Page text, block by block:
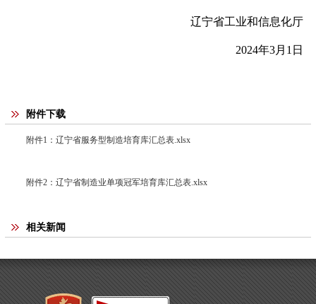
辽宁省工业和信息化厅
2024年3月1日
附件下载
附件1：辽宁省服务型制造培育库汇总表.xlsx
附件2：辽宁省制造业单项冠军培育库汇总表.xlsx
相关新闻